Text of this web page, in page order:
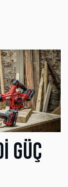
GÜÇ